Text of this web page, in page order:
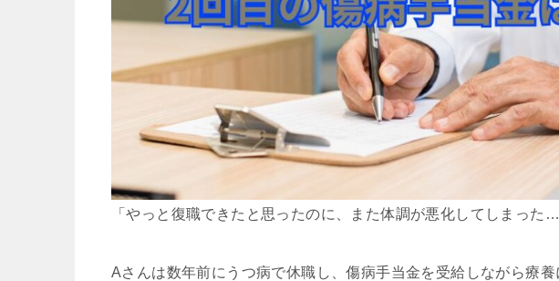
「やっと復職できたと思ったのに、また体調が悪化してしまった…
Aさんは数年前にうつ病で休職し、傷病手当金を受給しながら療